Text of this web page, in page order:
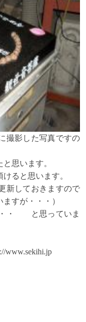
撮影した写真ですの
思います。
ると思います。
新しておきますので
すが・・・）
・・ と思っていま
www.sekihi.jp